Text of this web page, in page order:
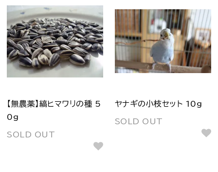
【無農薬】縞ヒマワリの種 5
0g
SOLD OUT
ヤナギの小枝セット 10g
SOLD OUT